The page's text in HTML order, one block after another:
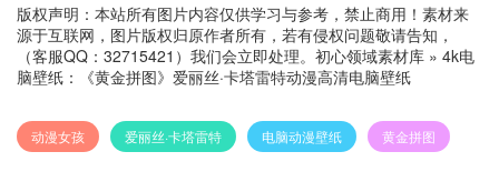
版权声明：本站所有图片内容仅供学习与参考，禁止商用！素材来
源于互联网，图片版权归原作者所有，若有侵权问题敬请告知，
（客服QQ：32715421）我们会立即处理。 初心领域素材库 » 4k电
脑壁纸：《黄金拼图》爱丽丝·卡塔雷特动漫高清电脑壁纸
动漫女孩 爱丽丝·卡塔雷特 电脑动漫壁纸 黄金拼图